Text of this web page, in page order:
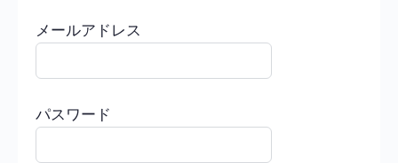
メールアドレス
パスワード